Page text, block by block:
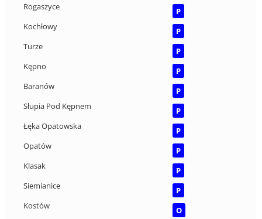
Rogaszyce
P
Kochłowy
P
Turze
P
Kępno
P
Baranów
P
Słupia Pod Kępnem
P
Łęka Opatowska
P
Opatów
P
Klasak
P
Siemianice
P
Kostów
O